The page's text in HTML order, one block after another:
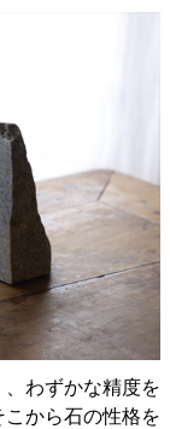
わずかな精度を
から石の性格を